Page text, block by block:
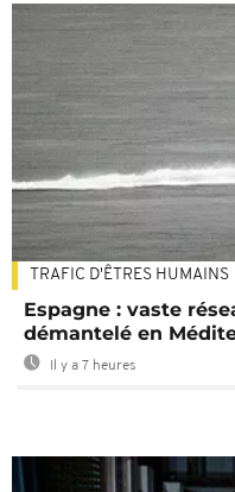
TRAFIC D'ÊTRES HUMAINS
Espagne : vaste
démantelé en
Il y a 7 heures